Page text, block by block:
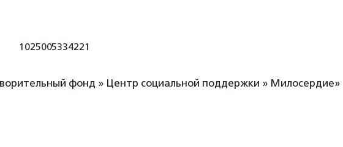
1025005334221
фонд » Центр социальной поддержки » Милосердие»